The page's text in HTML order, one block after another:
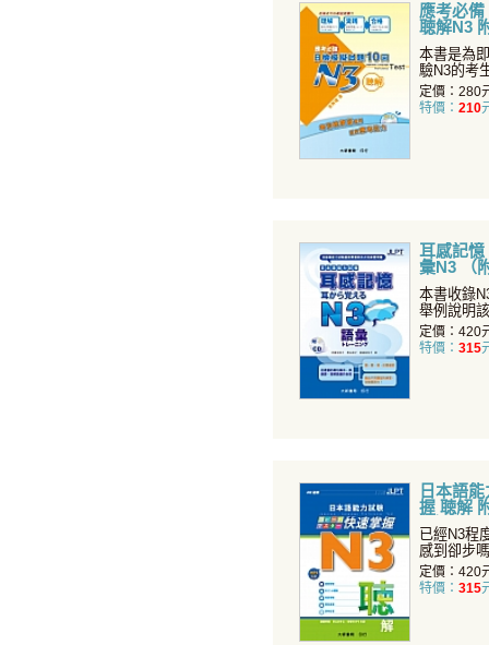
應考必
聴解N3
檔）
本書是為
驗N3的考
試題完全
定價：280
特價： 210
耳感記憶
彙N3 （
本書收錄
舉例說明
運用外，
定價：420
特價： 315
日本語
握 聴解
檔）
已經N3程
感到卻步
力」的聽
定價：420
特價： 315